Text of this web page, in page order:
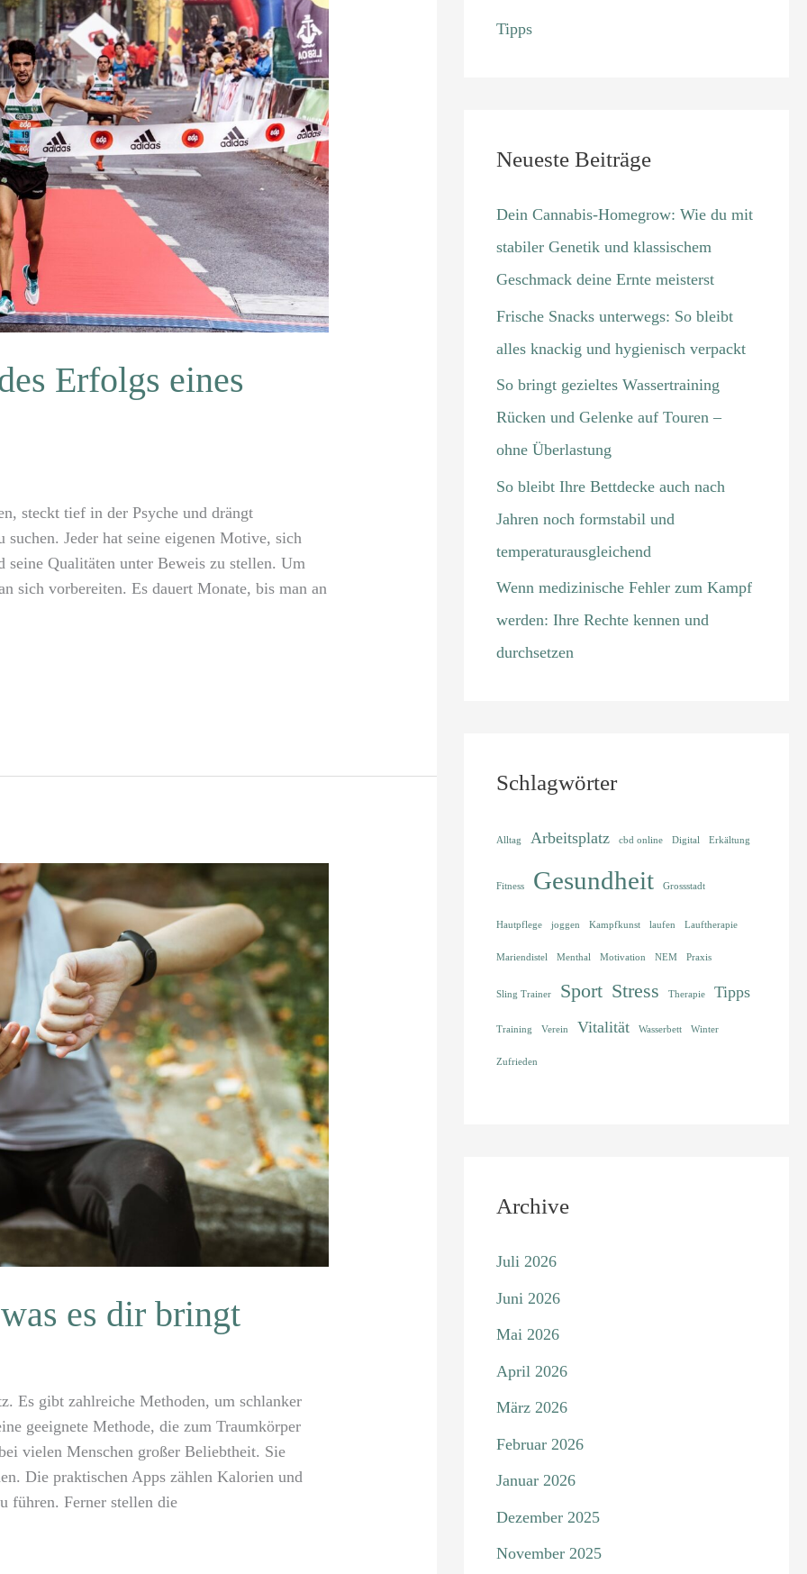
Erfolgs eines
steckt tief in der Psyche und drängt
suchen. Jeder hat seine eigenen Motive, sich
seine Qualitäten unter Beweis zu stellen. Um
sich vorbereiten. Es dauert Monate, bis man an
es dir bringt
Es gibt zahlreiche Methoden, um schlanker
geeignete Methode, die zum Traumkörper
vielen Menschen großer Beliebtheit. Sie
Die praktischen Apps zählen Kalorien und
führen. Ferner stellen die
Tipps
Neueste Beiträge
Dein Cannabis-Homegrow: Wie du mit
stabiler Genetik und klassischem
Geschmack deine Ernte meisterst
Frische Snacks unterwegs: So bleibt
alles knackig und hygienisch verpackt
So bringt gezieltes Wassertraining
Rücken und Gelenke auf Touren –
ohne Überlastung
So bleibt Ihre Bettdecke auch nach
Jahren noch formstabil und
temperaturausgleichend
Wenn medizinische Fehler zum Kampf
werden: Ihre Rechte kennen und
durchsetzen
Schlagwörter
Alltag Arbeitsplatz cbd online Digital Erkältung
Fitness Gesundheit Grossstadt
Hautpflege joggen Kampfkunst laufen Lauftherapie
Mariendistel Menthal Motivation NEM Praxis
Sling Trainer Sport Stress Therapie Tipps
Training Verein Vitalität Wasserbett Winter
Zufrieden
Archive
Juli 2026
Juni 2026
Mai 2026
April 2026
März 2026
Februar 2026
Januar 2026
Dezember 2025
November 2025